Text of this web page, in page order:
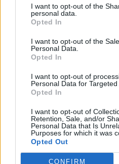
I want to opt-out of the
personal data.
Opted In
I want to opt-out of the
Personal Data.
Opted In
I want to opt-out of
Personal Data for Targeted
Opted In
I want to opt-out of
Retention, Sale, and/or
Personal Data that Is
Purposes for which it was
Opted Out
CONFIRM